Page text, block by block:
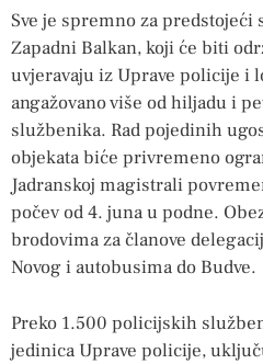
Sve je spremno za predstojeći
Zapadni Balkan, koji će biti
uvjeravaju iz Uprave policije i
angažovano više od hiljadu i
službenika. Rad pojedinih
objekata biće privremeno
Jadranskoj magistrali
počev od 4. juna u podne.
brodovima za članove
Novog i autobusima do Budve.
Preko 1.500 policijskih
jedinica Uprave policije,